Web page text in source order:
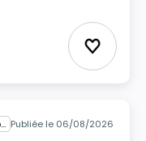
Ajouter
Loisirs / Hôtellerie / Restauration / Tourisme Publiée le 06/08/2026